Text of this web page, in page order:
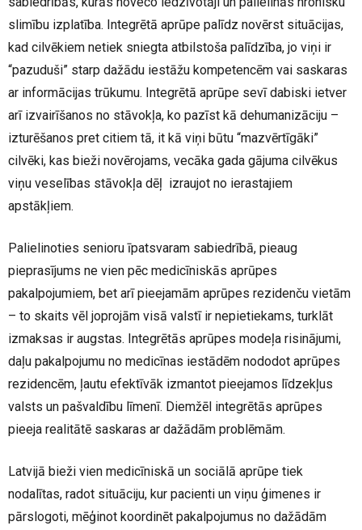
slimību izplatība. Integrētā aprūpe palīdz novērst situācijas,
kad cilvēkiem netiek sniegta atbilstoša palīdzība, jo viņi ir
“pazuduši” starp dažādu iestāžu kompetencēm vai saskaras
ar informācijas trūkumu. Integrētā aprūpe sevī dabiski ietver
arī izvairīšanos no stāvokļa, ko pazīst kā dehumanizāciju –
izturēšanos pret citiem tā, it kā viņi būtu “mazvērtīgāki”
cilvēki, kas bieži novērojams, vecāka gada gājuma cilvēkus
viņu veselības stāvokļa dēļ izraujot no ierastajiem
apstākļiem.
Palielinoties senioru īpatsvaram sabiedrībā, pieaug
pieprasījums ne vien pēc medicīniskās aprūpes
pakalpojumiem, bet arī pieejamām aprūpes rezidenču vietām
– to skaits vēl joprojām visā valstī ir nepietiekams, turklāt
izmaksas ir augstas. Integrētās aprūpes modeļa risinājumi,
daļu pakalpojumu no medicīnas iestādēm nododot aprūpes
rezidencēm, ļautu efektīvāk izmantot pieejamos līdzekļus
valsts un pašvaldību līmenī. Diemžēl integrētās aprūpes
pieeja realitātē saskaras ar dažādām problēmām.
Latvijā bieži vien medicīniskā un sociālā aprūpe tiek
nodalītas, radot situāciju, kur pacienti un viņu ģimenes ir
pārslogoti, mēģinot koordinēt pakalpojumus no dažādām